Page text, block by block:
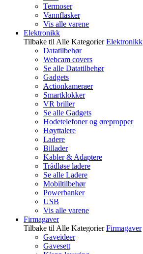
Termoser
Vannflasker
Vis alle varene
Elektronikk
Tilbake til Alle Kategorier Elektronikk
Datatilbehør
Webcam covers
Se alle Datatilbehør
Gadgets
Actionkameraer
Smartklokker
VR briller
Se alle Gadgets
Hodetelefoner og ørepropper
Høyttalere
Ladere
Billader
Kabler & Adaptere
Trådløse ladere
Se alle Ladere
Mobiltilbehør
Powerbanker
USB
Vis alle varene
Firmagaver
Tilbake til Alle Kategorier Firmagaver
Gaveideer
Gavesett